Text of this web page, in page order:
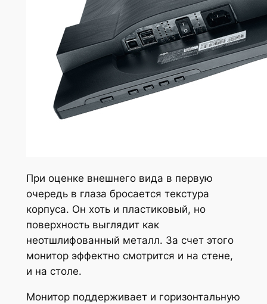
При оценке внешнего вида в первую
очередь в глаза бросается текстура
корпуса. Он хоть и пластиковый, но
поверхность выглядит как
неотшлифованный металл. За счет этого
монитор эффектно смотрится и на стене,
и на столе.
Монитор поддерживает и горизонтальную